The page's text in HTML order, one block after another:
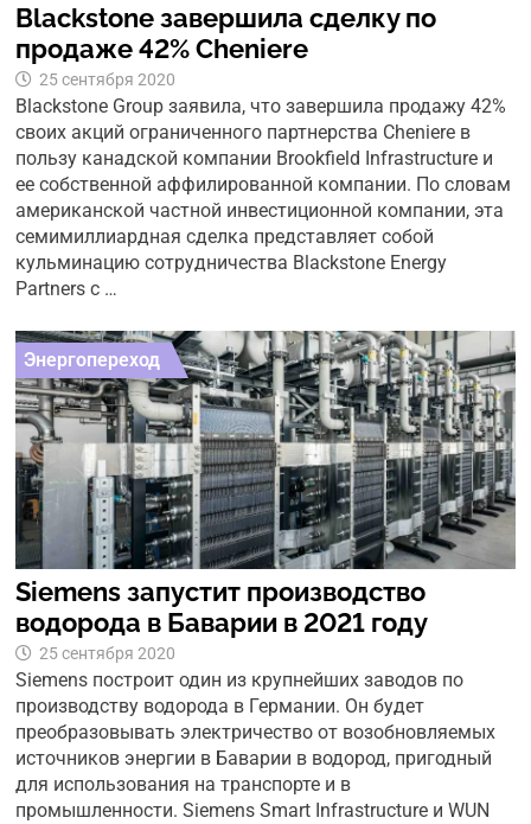
Blackstone завершила сделку по
продаже 42% Cheniere
25 сентября 2020
Blackstone Group заявила, что завершила продажу 42%
своих акций ограниченного партнерства Cheniere в
пользу канадской компании Brookfield Infrastructure и
ее собственной аффилированной компании. По словам
американской частной инвестиционной компании, эта
семимиллиардная сделка представляет собой
кульминацию сотрудничества Blackstone Energy
Partners с …
Энергопереход
Siemens запустит производство
водорода в Баварии в 2021 году
25 сентября 2020
Siemens построит один из крупнейших заводов по
производству водорода в Германии. Он будет
преобразовывать электричество от возобновляемых
источников энергии в Баварии в водород, пригодный
для использования на транспорте и в
промышленности. Siemens Smart Infrastructure и WUN